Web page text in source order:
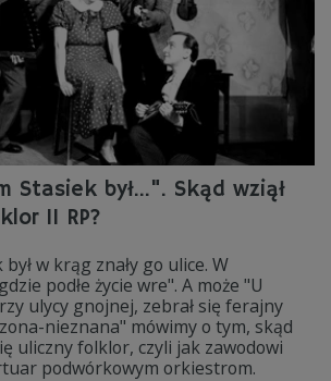
Stasiek był...". Skąd wziął
II RP?
w krąg znały go ulice. W
podłe życie wre". A może "U
ulycy gnojnej, zebrał się ferajny
nieznana" mówimy o tym, skąd
uliczny folklor, czyli jak zawodowi
podwórkowym orkiestrom.